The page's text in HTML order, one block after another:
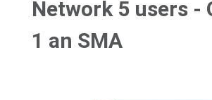
Network 5 users -
1 an SMA